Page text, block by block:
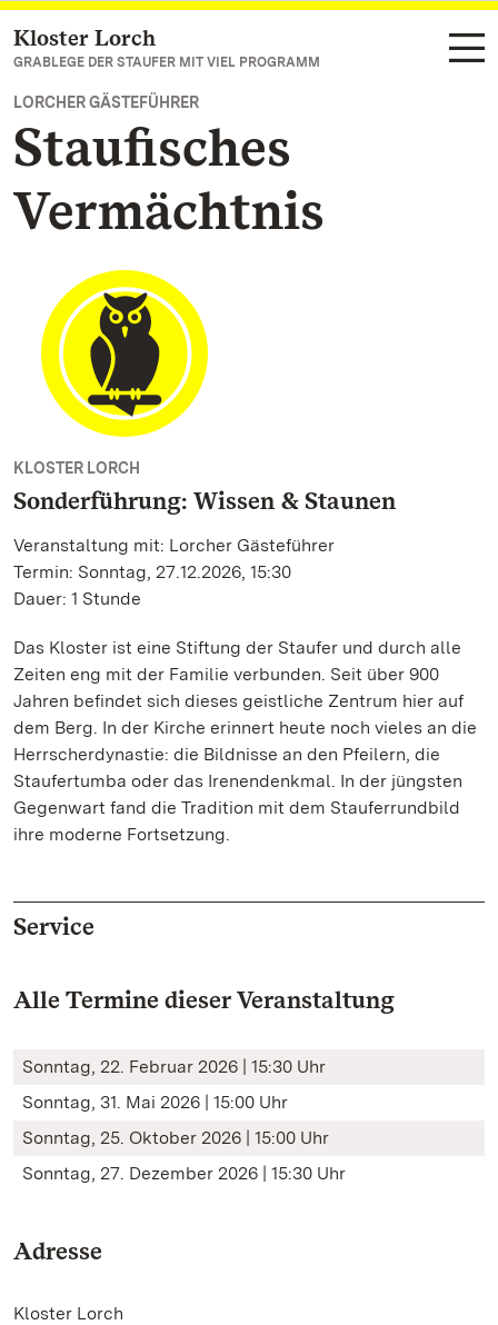
Zum Hauptinhalt springen
Kloster Lorch
GRABLEGE DER STAUFER MIT VIEL PROGRAMM
LORCHER GÄSTEFÜHRER
Staufisches
Vermächtnis
KLOSTER LORCH
Sonderführung: Wissen & Staunen
Veranstaltung mit: Lorcher Gästeführer
Termin: Sonntag, 27.12.2026, 15:30
Dauer: 1 Stunde
Das Kloster ist eine Stiftung der Staufer und durch alle
Zeiten eng mit der Familie verbunden. Seit über 900
Jahren befindet sich dieses geistliche Zentrum hier auf
dem Berg. In der Kirche erinnert heute noch vieles an die
Herrscherdynastie: die Bildnisse an den Pfeilern, die
Staufertumba oder das Irenendenkmal. In der jüngsten
Gegenwart fand die Tradition mit dem Stauferrundbild
ihre moderne Fortsetzung.
Service
Alle Termine dieser Veranstaltung
Sonntag, 22. Februar 2026 | 15:30 Uhr
Sonntag, 31. Mai 2026 | 15:00 Uhr
Sonntag, 25. Oktober 2026 | 15:00 Uhr
Sonntag, 27. Dezember 2026 | 15:30 Uhr
Adresse
Kloster Lorch